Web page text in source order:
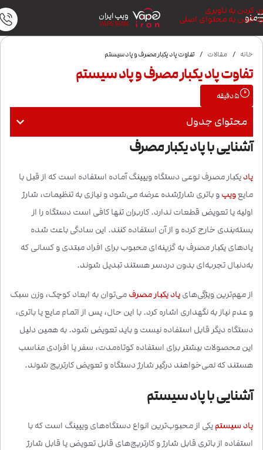
رد کردن به ناوبری
رد کردن به محتوای اصلی
منو ویپ ایران
VAPE IRAN
خانه / مقالات / تفاوت پاد یکبار مصرف و پاد سیستم
تفاوت پاد یکبار مصرف و پاد سیستم
5دقیقه
محتوای جدول
آشنایی با پاد یکبار مصرف
پادیکبار مصرف نوعی دستگاه ویپینگ آماده استفاده است که از قبل با
مایعویپو باتری شارژشده عرضه می‌شود و نیازی به تنظیمات، شارژ
اولیه یا تعویض قطعات ندارد. کاربران تنها کافی است دستگاه را از
بسته‌بندی خارج کرده و از آن استفاده کنند. این سادگی باعث شده
پادهای یکبار مصرف به گزینه‌ای محبوب برای افراد مبتدی و کسانی که
به‌دنبال تجربه‌ای بدون دردسر هستند تبدیل شوند.
از مهم‌ترین ویژگی‌هایپاد یکبار مصرفمی‌توان به ابعاد کوچک، وزن سبک
و عدم نیاز به نگهداری اشاره کرد. با این حال، پس از اتمام مایع یا باتری،
دستگاه دیگر قابل استفاده نیست و باید تعویض شود. به همین دلیل
این محصولات بیشتر برای استفاده کوتاه‌مدت، سفر یا افرادی مناسب
هستند که نمی‌خواهند درگیر شارژ دستگاه و تعویض کارتریج شوند.
آشنایی با پاد سیستم
پاد سیستمیکی از محبوب‌ترین انواع دستگاه‌های ویپینگ است که با
استفاده از باتری قابل شارژ و کارتریج‌های قابل تعویض یا قابل شارژ